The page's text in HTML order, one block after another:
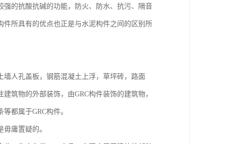
的抗酸抗碱的功能，防火、防水、抗污、隔音
所具有的优点也正是与水泥构件之间的区别所
人孔盖板，钢筋混凝土上浮，草坪砖，路面
筑物的外部装饰，由GRC构件装饰的建筑物，
都属于GRC构件。
庸置疑的。